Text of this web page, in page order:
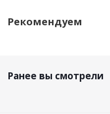
Рекомендуем
Ранее вы смотрели